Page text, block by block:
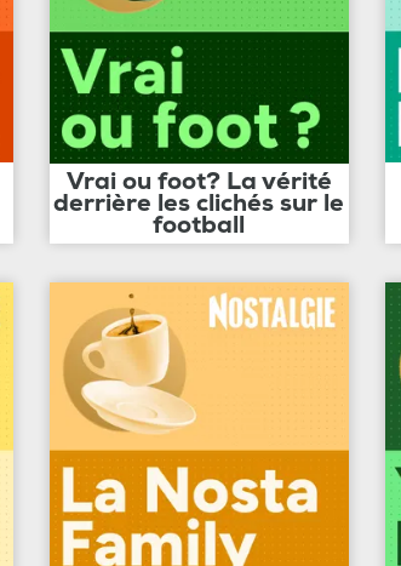
Vrai ou foot? La vérité
derrière les clichés sur le
football